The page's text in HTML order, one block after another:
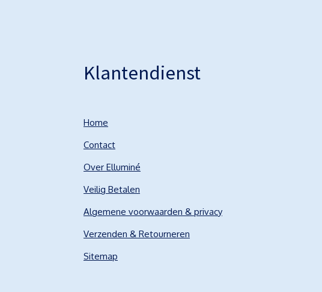
Klantendienst
Home
Contact
Over Elluminé
Veilig Betalen
Algemene voorwaarden & privacy
Verzenden & Retourneren
Sitemap